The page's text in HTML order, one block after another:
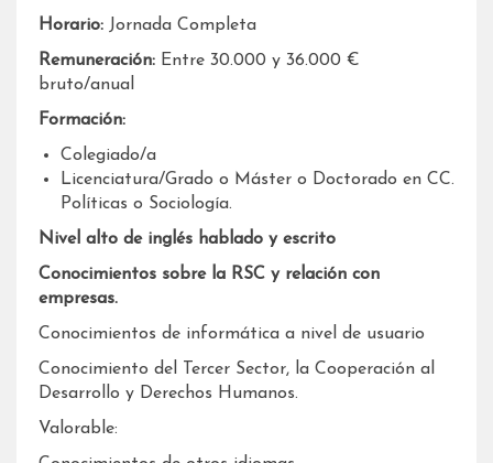
Horario: Jornada Completa
Remuneración: Entre 30.000 y 36.000 €
bruto/anual
Formación:
Colegiado/a
Licenciatura/Grado o Máster o Doctorado en CC.
Políticas o Sociología.
Nivel alto de inglés hablado y escrito
Conocimientos sobre la RSC y relación con
empresas.
Conocimientos de informática a nivel de usuario
Conocimiento del Tercer Sector, la Cooperación al
Desarrollo y Derechos Humanos.
Valorable: